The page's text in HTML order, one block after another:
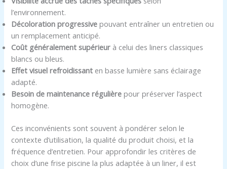
l’environnement.
Décoloration progressive pouvant entraîner un entretien ou
un remplacement anticipé.
Coût généralement supérieur à celui des liners classiques
blancs ou bleus.
Effet visuel refroidissant en basse lumière sans éclairage
adapté.
Besoin de maintenance régulière pour préserver l’aspect
homogène.
Ces inconvénients sont souvent à pondérer selon le
contexte d’utilisation, la qualité du produit choisi, et la
fréquence d’entretien. Pour approfondir les critères de
choix d’une frise piscine la plus adaptée à un liner, il est